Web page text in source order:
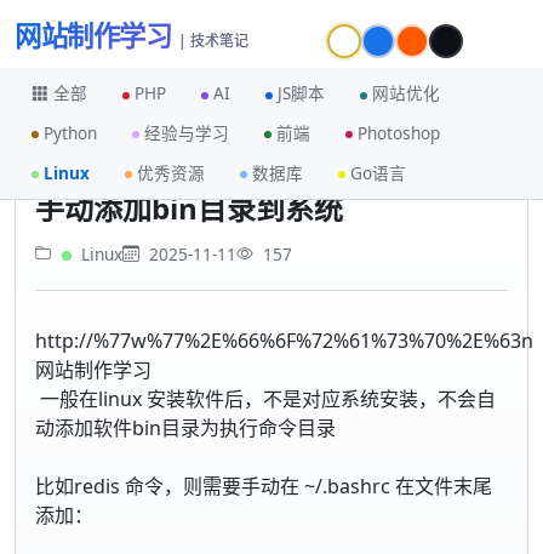
网站制作学习 | 技术笔记
全部 PHP AI JS脚本
网站优化
Python
经验与学习 前端
Photoshop
Linux
优秀资源 数据库 Go语言
首页 手动添加bin目录到系统
手动添加bin目录到系统
Linux 2025-11-11 157
http://%77w%77%2E%66%6F%72%61%73%70%2E%63n
网站制作学习
一般在linux 安装软件后，不是对应系统安装，不会自
动添加软件bin目录为执行命令目录
比如redis 命令，则需要手动在 ~/.bashrc 在文件末尾
添加：